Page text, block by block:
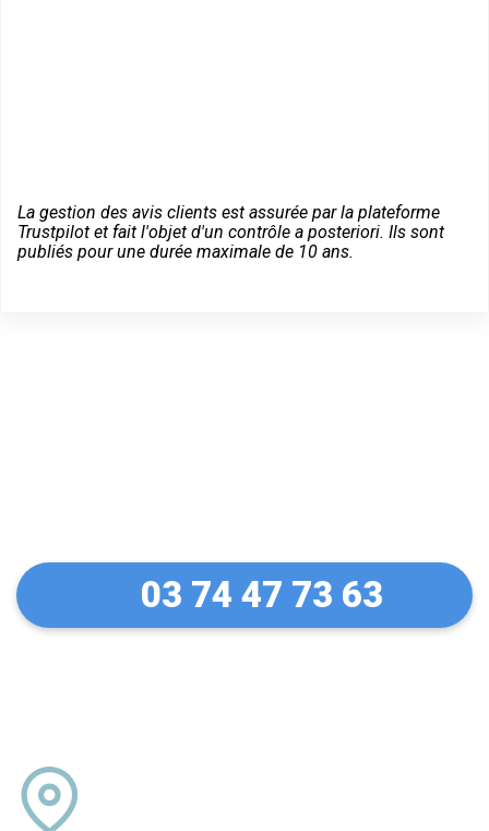
La gestion des avis clients est assurée par la plateforme
Trustpilot et fait l'objet d'un contrôle a posteriori. Ils sont
publiés pour une durée maximale de 10 ans.
03 74 47 73 63